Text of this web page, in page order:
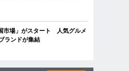
市場」がスタート 人気グルメ
ランドが集結